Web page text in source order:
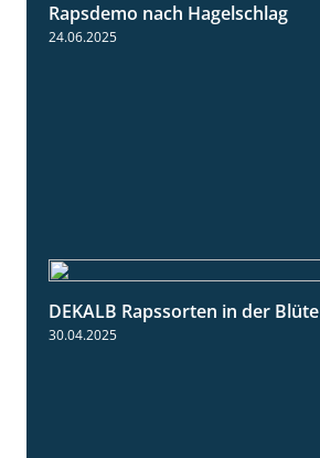
Rapsdemo nach Hagelschlag
24.06.2025
DEKALB Rapssorten in der Blüte
30.04.2025